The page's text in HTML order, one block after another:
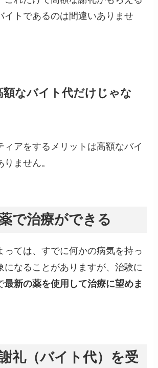
イトであるのは間違いありませ
額なバイト代だけじゃな
ィアをするメリットは高額なバイ
りません。
で治療ができる
っては、すでに何かの病気を持っ
になることがありますが、治験に
最新の薬を使用して治療に望めま
礼（バイト代）を受